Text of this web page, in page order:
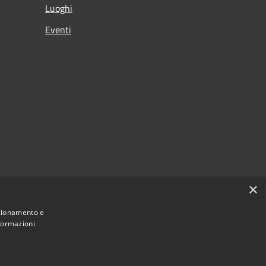
Luoghi
Eventi
×
e